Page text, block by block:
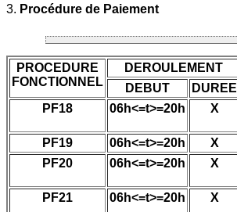
3. Procédure de Paiement
PROCEDURE
FONCTIONNEL
DEROULEMENT
DEBUT
DUREE
PF18
06h<=t>=20h X
PF19
06h<=t>=20h X
PF20
06h<=t>=20h X
PF21
06h<=t>=20h X